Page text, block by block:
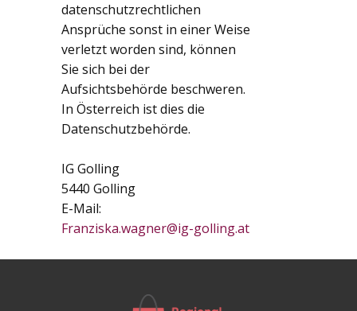
datenschutzrechtlichen
Ansprüche sonst in einer Weise
verletzt worden sind, können
Sie sich bei der
Aufsichtsbehörde beschweren.
In Österreich ist dies die
Datenschutzbehörde.
IG Golling
5440 Golling
E-Mail:
Franziska.wagner@ig-golling.at